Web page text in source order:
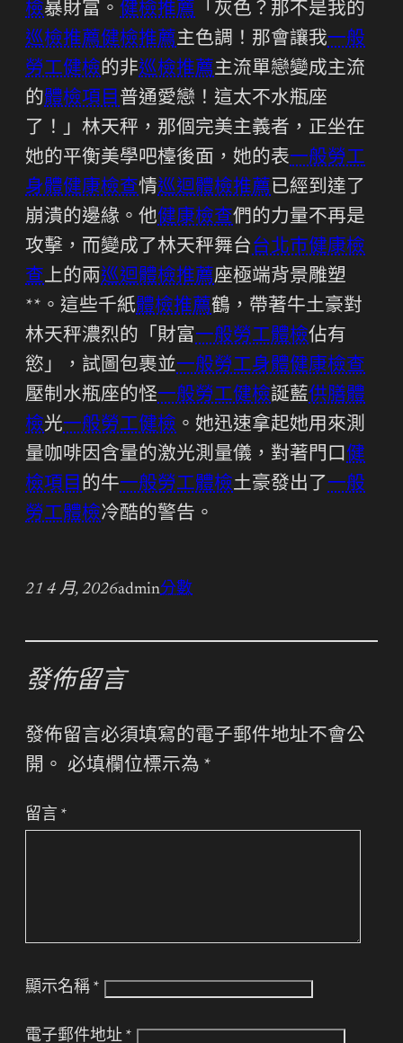
檢暴財富。 健檢推薦 「灰色？那不是我的
巡檢推薦健檢推薦主色調！那會讓我一般
勞工健檢的非巡檢推薦主流單戀變成主流
的體檢項目普通愛戀！這太不水瓶座
了！」林天秤，那個完美主義者，正坐在
她的平衡美學吧檯後面，她的表一般勞工
身體健康檢查情巡迴體檢推薦 已經到達了
崩潰的邊緣。他健康檢查們的力量不再是
攻擊，而變成了林天秤舞台台北巿健康檢
查上的兩巡迴體檢推薦座極端背景雕塑
**。這些千紙體檢推薦鶴，帶著牛土豪對
林天秤濃烈的「財富一般勞工體檢佔有
慾」，試圖包裹並一般勞工身體健康檢查
壓制水瓶座的怪一般勞工健檢誕藍供膳體
檢光一般勞工健檢 。她迅速拿起她用來測
量咖啡因含量的激光測量儀，對著門口健
檢項目的牛一般勞工體檢土豪發出了 一般
勞工體檢冷酷的警告。
21 4 月, 2026admin分數
發佈留言
發佈留言必須填寫的電子郵件地址不會公
開。 必填欄位標示為 *
留言 *
顯示名稱 *
電子郵件地址 *